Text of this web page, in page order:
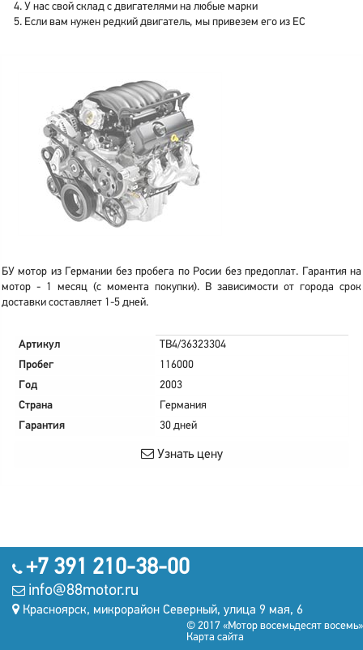
У нас свой склад с двигателями на любые марки
Если вам нужен редкий двигатель, мы привезем его из ЕС
БУ мотор из Германии без пробега по Росии без предоплат. Гарантия на
мотор - 1 месяц (с момента покупки). В зависимости от города срок
доставки составляет 1-5 дней.
Артикул
TB4/36323304
Пробег
116000
Год
2003
Страна
Германия
Гарантия
30 дней
Узнать цену
+7 391 210-38-00
info@88motor.ru
Красноярск, микрорайон Северный, улица 9 мая, 6
© 2017 «Мотор восемьдесят восемь»
Карта сайта